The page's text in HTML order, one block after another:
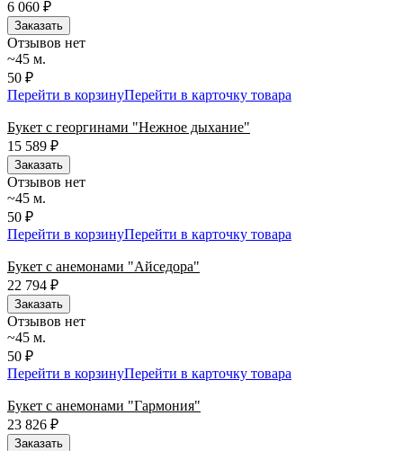
6 060 ₽
Заказать
Отзывов нет
~45 м.
50 ₽
Перейти в корзинуПерейти в карточку товара
Букет с георгинами "Нежное дыхание"
15 589 ₽
Заказать
Отзывов нет
~45 м.
50 ₽
Перейти в корзинуПерейти в карточку товара
Букет с анемонами "Айседора"
22 794 ₽
Заказать
Отзывов нет
~45 м.
50 ₽
Перейти в корзинуПерейти в карточку товара
Букет с анемонами "Гармония"
23 826 ₽
Заказать